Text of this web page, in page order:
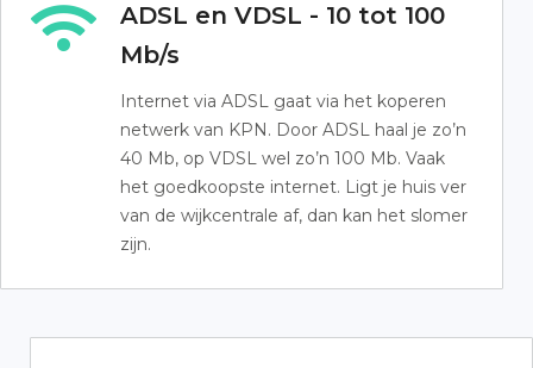
ADSL en VDSL - 10 tot 100
Mb/s
Internet via ADSL gaat via het koperen
netwerk van KPN. Door ADSL haal je zo’n
40 Mb, op VDSL wel zo’n 100 Mb. Vaak
het goedkoopste internet. Ligt je huis ver
van de wijkcentrale af, dan kan het slomer
zijn.